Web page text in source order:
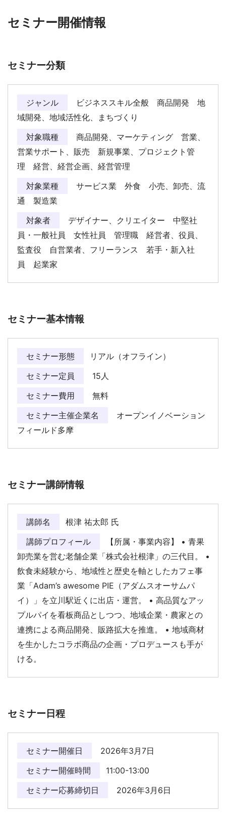
セミナー開催情報
セミナー分類
ジャンル
ビジネススキル全般 商品開発 地
域開発、地域活性化、まちづくり
対象職種
商品開発、マーケティング 営業、
営業サポート、販売 新規事業、プロジェクト管
理 経営、経営企画、経営管理
対象業種
サービス業 外食 小売、卸売、流
通 製造業
対象者
デザイナー、クリエイター 中堅社
員・一般社員 女性社員 管理職 経営者、役員、
監査役 自営業者、フリーランス 若手・新入社
員 起業家
セミナー基本情報
セミナー形態
リアル（オフライン）
セミナー定員
15人
セミナー費用
無料
セミナー主催企業名
オープンイノベーション
フィールド多摩
セミナー講師情報
講師名
根津 祐太郎 氏
講師プロフィール
【所属・事業内容】 • 青果
卸売業を営む老舗企業「株式会社根津」の三代目。 •
飲食未経験から、地域性と歴史を軸としたカフェ事
業「Adam’s awesome PIE（アダムスオーサムパ
イ）」を立川駅近くに出店・運営。 • 高品質なアッ
プルパイを看板商品としつつ、地域企業・農家との
連携による商品開発、販路拡大を推進。 • 地域商材
を生かしたコラボ商品の企画・プロデュースも手が
ける。
セミナー日程
セミナー開催日
2026年3月7日
セミナー開催時間
11:00-13:00
セミナー応募締切日
2026年3月6日